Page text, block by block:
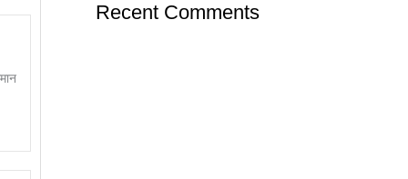
Recent Comments